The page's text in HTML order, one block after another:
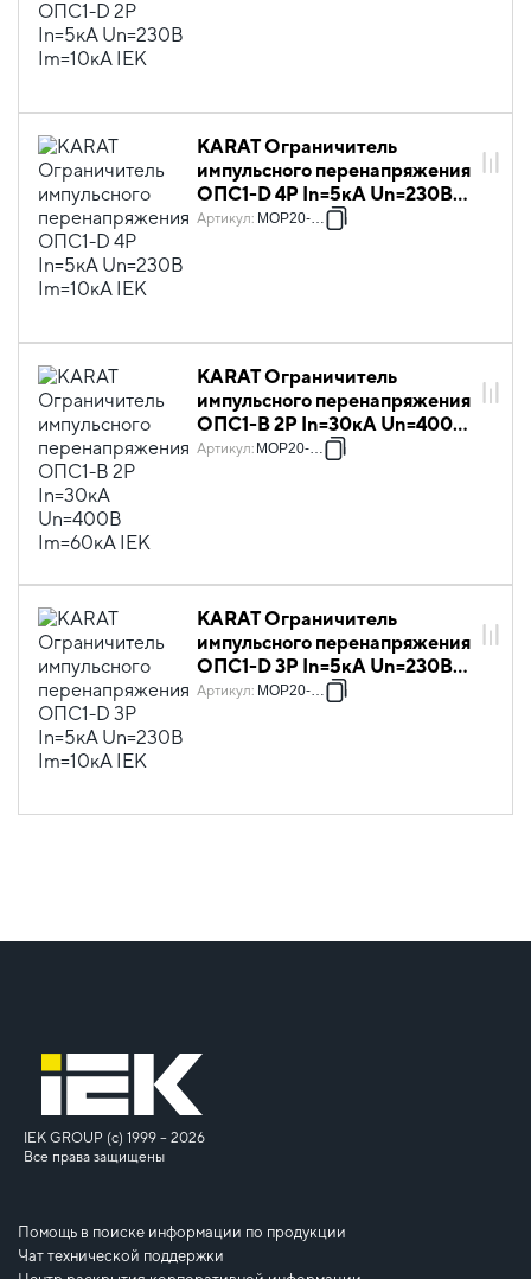
KARAT Ограничитель
импульсного перенапряжения
ОПС1-D 4P In=5кА Un=230В
Im=10кА IEK
Артикул: MOP20-4-D
KARAT Ограничитель
импульсного перенапряжения
ОПС1-B 2P In=30кА Un=400В
Im=60кА IEK
Артикул: MOP20-2-B
KARAT Ограничитель
импульсного перенапряжения
ОПС1-D 3P In=5кА Un=230В
Im=10кА IEK
Артикул: MOP20-3-D
IEK GROUP (c) 1999 – 2026
Все права защищены
Помощь в поиске информации по продукции
Чат технической поддержки